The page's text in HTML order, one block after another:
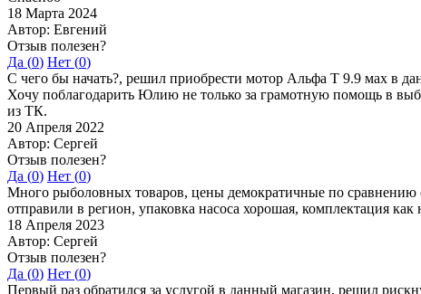
18 Марта 2024
Автор: Евгений
Отзыв полезен?
Да (0) Нет (0)
С чего бы начать?, решил приобрести мотор Альфа Т 9.9 мах в
Хочу поблагодарить Юлию не только за грамотную помощь в
из ТК.
20 Апреля 2022
Автор: Сергей
Отзыв полезен?
Да (0) Нет (0)
Много рыболовных товаров, цены демократичные по
отправили в регион, упаковка насоса хорошая, комплектация
18 Апреля 2023
Автор: Сергей
Отзыв полезен?
Да (0) Нет (0)
Первый раз обратился за услугой в данный магазин, решил